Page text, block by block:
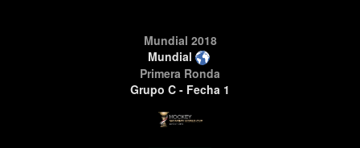
Mundial 2018
Mundial
Primera Ronda
Grupo C - Fecha 1